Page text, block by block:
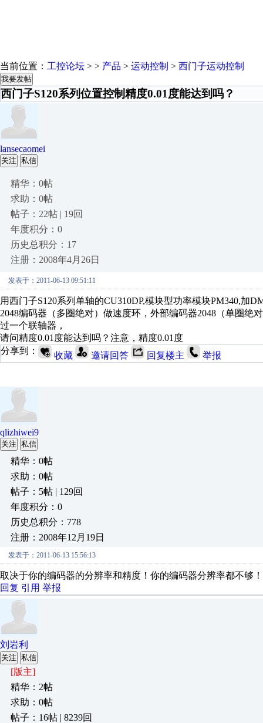
当前位置： 工控论坛 > > 产品 > 运动控制 > 西门子运动控制
我要发帖
西门子S120系列位置控制精度0.01度能达到吗？
lansecaomei
关注 私信
精华：0帖
求助：0帖
帖子：22帖 | 19回
年度积分：0
历史总积分：17
注册：2008年4月26日
发表于：2011-06-13 09:51:11
用西门子S120系列单轴的CU310DP,模块型功率模块PM340,加
2048编码器（多圈绝对）做速度环，外部编码器2048（单圈绝
过一个联轴器，
请问精度0.01度能达到吗？注意，精度0.01度
分享到：
收藏 邀请回答 回复楼主 举报
qlizhiwei9
关注 私信
精华：0帖
求助：0帖
帖子：5帖 | 129回
年度积分：0
历史总积分：778
注册：2008年12月19日
发表于：2011-06-13 15:56:13
取决于你的编码器的分辨率和精度！你的编码器分辨率都不够！
回复 引用 举报
刘岩利
关注 私信
[版主]
精华：2帖
求助：0帖
帖子：16帖 | 8239回